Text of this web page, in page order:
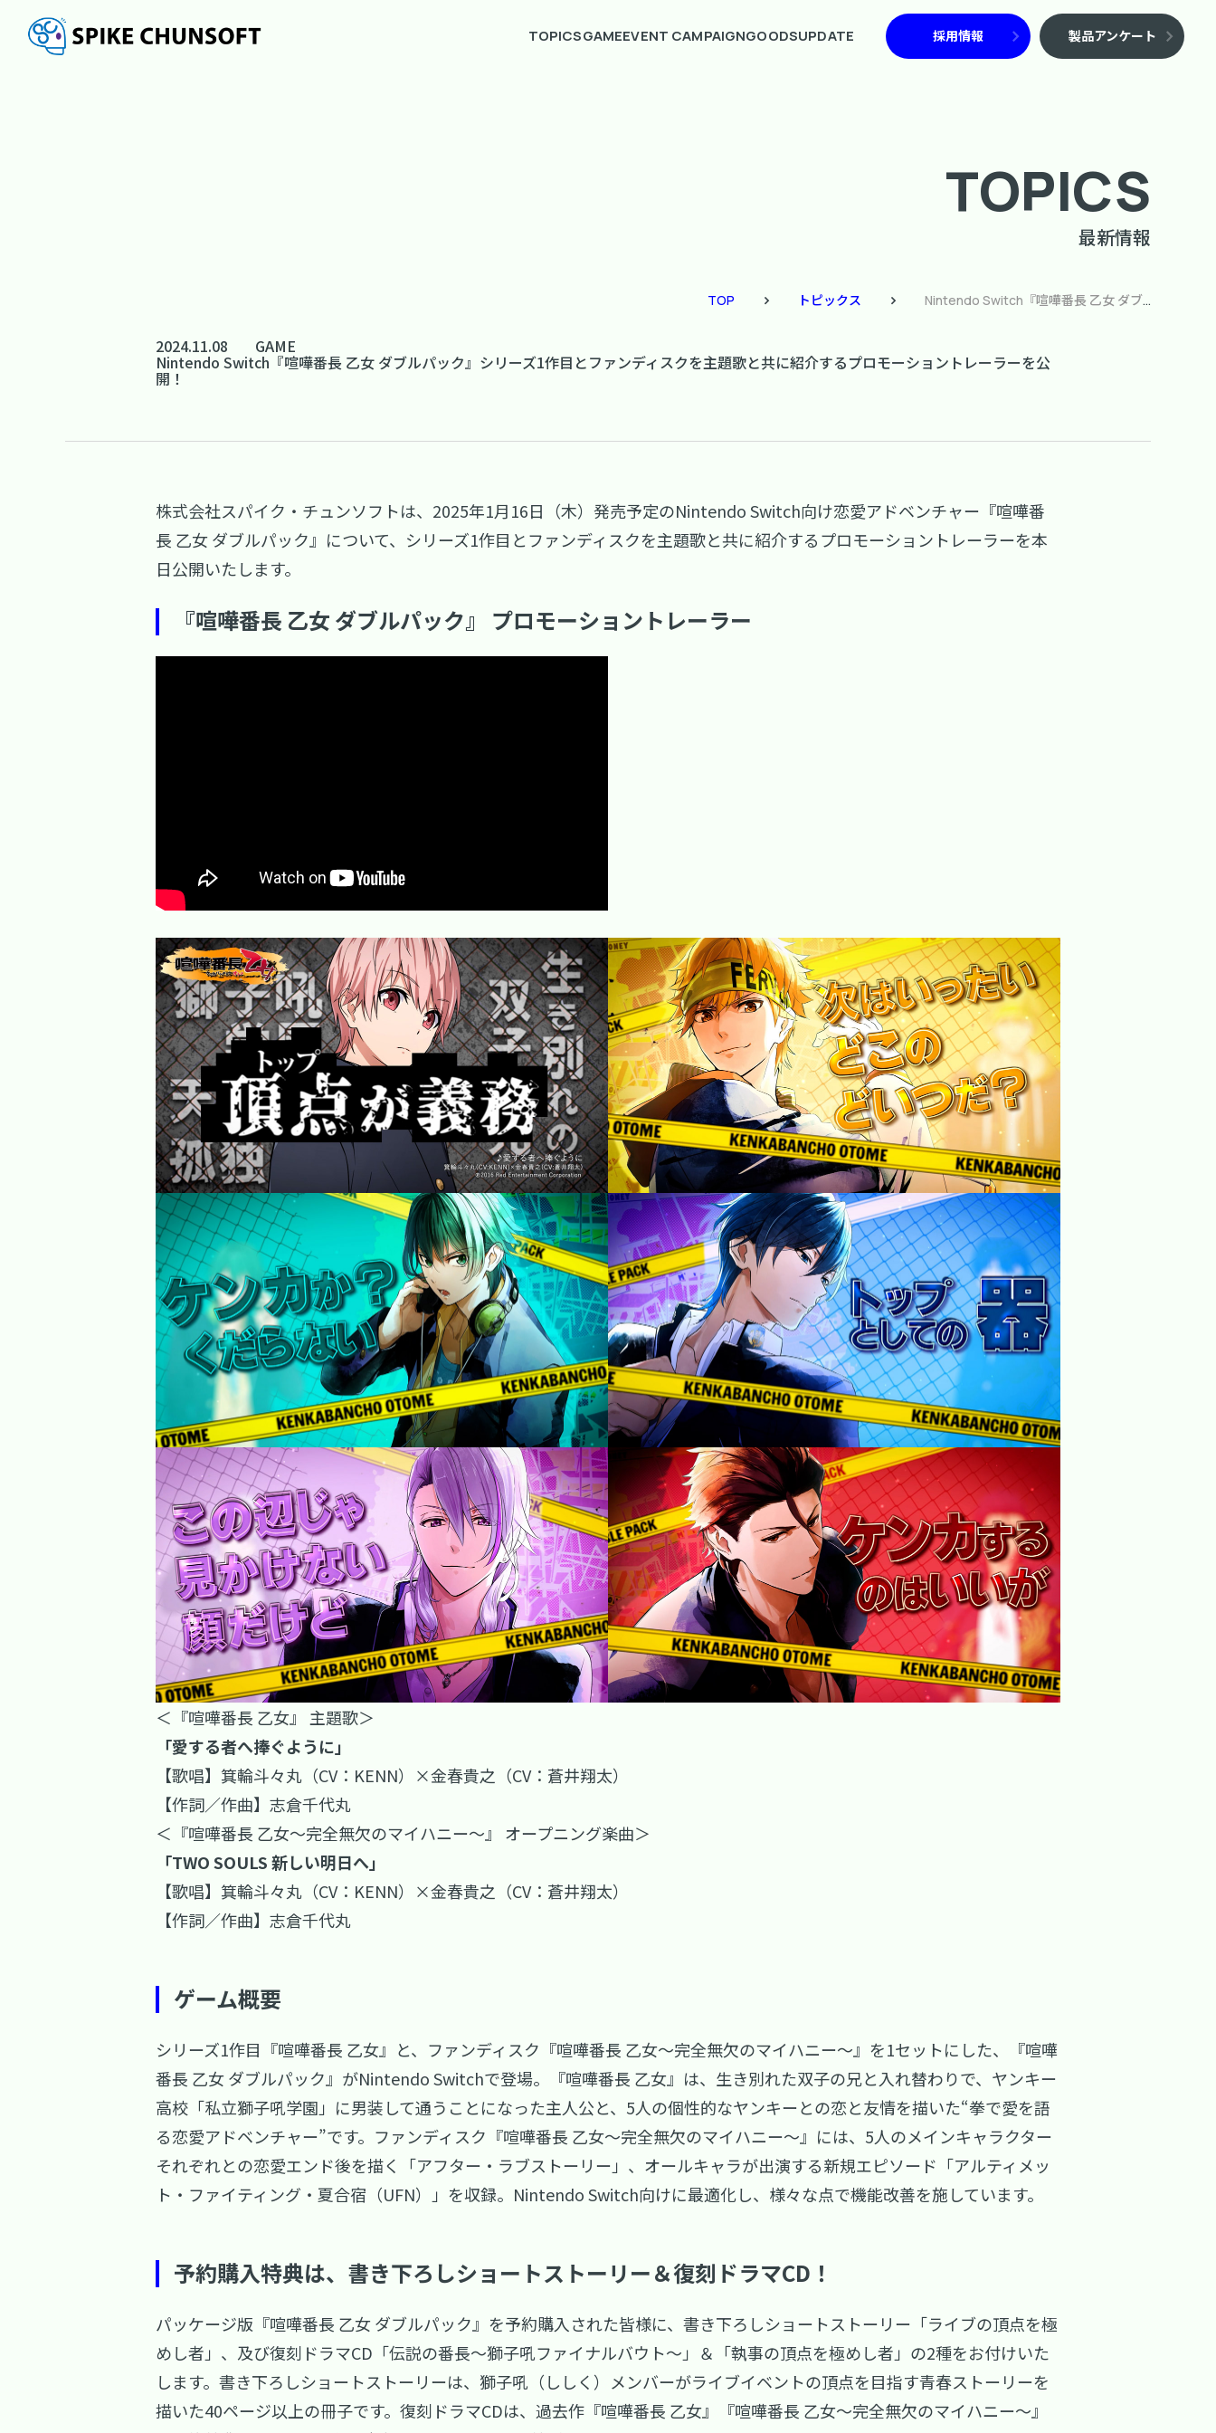
TOPICSGAMEEVENT CAMPAIGNGOODSUPDATE 採用情報 製品アンケート
TOPICS
最新情報
TOP トピックス Nintendo Switch『喧嘩番長 乙女 ダブルパック』シリーズ1作目とファンディスクを主題歌と共に紹介するプロモーショントレーラーを公開！
2024.11.08 GAME
Nintendo Switch『喧嘩番長 乙女 ダブルパック』シリーズ1作目とファンディスクを主題歌と共に紹介するプロモーショントレーラーを公
開！
株式会社スパイク・チュンソフトは、2025年1月16日（木）発売予定のNintendo Switch向け恋愛アドベンチャー『喧嘩番
長 乙女 ダブルパック』について、シリーズ1作目とファンディスクを主題歌と共に紹介するプロモーショントレーラーを本
日公開いたします。
『喧嘩番長 乙女 ダブルパック』 プロモーショントレーラー
＜『喧嘩番長 乙女』 主題歌＞
「愛する者へ捧ぐように」
【歌唱】箕輪斗々丸（CV：KENN）×金春貴之（CV：蒼井翔太）
【作詞／作曲】志倉千代丸
＜『喧嘩番長 乙女～完全無欠のマイハニー～』 オープニング楽曲＞
「TWO SOULS 新しい明日へ」
【歌唱】箕輪斗々丸（CV：KENN）×金春貴之（CV：蒼井翔太）
【作詞／作曲】志倉千代丸
ゲーム概要
シリーズ1作目『喧嘩番長 乙女』と、ファンディスク『喧嘩番長 乙女～完全無欠のマイハニー～』を1セットにした、『喧嘩
番長 乙女 ダブルパック』がNintendo Switchで登場。『喧嘩番長 乙女』は、生き別れた双子の兄と入れ替わりで、ヤンキー
高校「私立獅子吼学園」に男装して通うことになった主人公と、5人の個性的なヤンキーとの恋と友情を描いた“拳で愛を語
る恋愛アドベンチャー”です。ファンディスク『喧嘩番長 乙女～完全無欠のマイハニー～』には、5人のメインキャラクター
それぞれとの恋愛エンド後を描く「アフター・ラブストーリー」、オールキャラが出演する新規エピソード「アルティメッ
ト・ファイティング・夏合宿（UFN）」を収録。Nintendo Switch向けに最適化し、様々な点で機能改善を施しています。
予約購入特典は、書き下ろしショートストーリー＆復刻ドラマCD！
パッケージ版『喧嘩番長 乙女 ダブルパック』を予約購入された皆様に、書き下ろしショートストーリー「ライブの頂点を極
めし者」、及び復刻ドラマCD「伝説の番長～獅子吼ファイナルバウト～」＆「執事の頂点を極めし者」の2種をお付けいた
します。書き下ろしショートストーリーは、獅子吼（ししく）メンバーがライブイベントの頂点を目指す青春ストーリーを
描いた40ページ以上の冊子です。復刻ドラマCDは、過去作『喧嘩番長 乙女』『喧嘩番長 乙女～完全無欠のマイハニー～』